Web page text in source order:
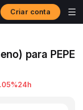
Criar conta
para PEPE
24h